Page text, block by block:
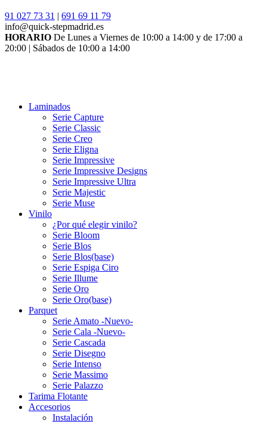
91 027 73 31 | 691 69 11 79
info@quick-stepmadrid.es
HORARIO De Lunes a Viernes de 10:00 a 14:00 y de 17:00 a
20:00 | Sábados de 10:00 a 14:00
Laminados
Serie Capture
Serie Classic
Serie Creo
Serie Eligna
Serie Impressive
Serie Impressive Designs
Serie Impressive Ultra
Serie Majestic
Serie Muse
Vinilo
¿Por qué elegir vinilo?
Serie Bloom
Serie Blos
Serie Blos(base)
Serie Espiga Ciro
Serie Illume
Serie Oro
Serie Oro(base)
Parquet
Serie Amato -Nuevo-
Serie Cala -Nuevo-
Serie Cascada
Serie Disegno
Serie Intenso
Serie Massimo
Serie Palazzo
Tarima Flotante
Accesorios
Instalación